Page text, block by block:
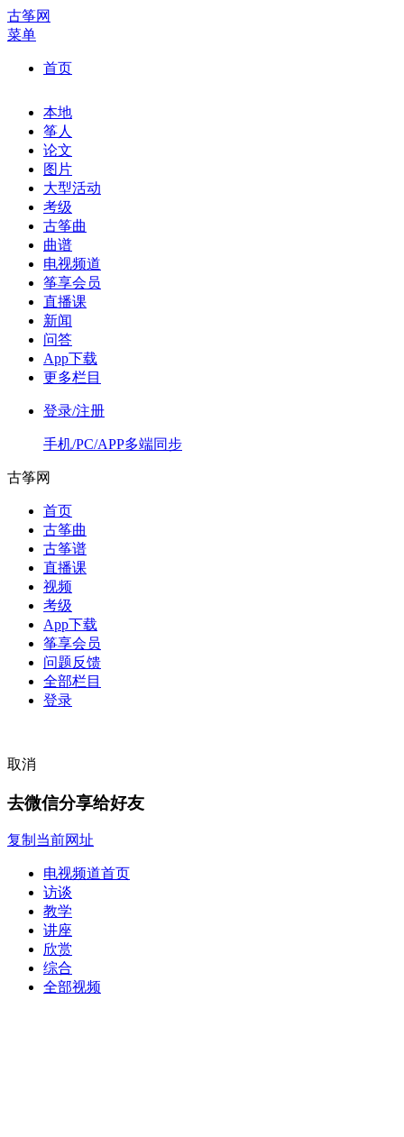
古筝网
菜单
首页
本地
筝人
论文
图片
大型活动
考级
古筝曲
曲谱
电视频道
筝享会员
直播课
新闻
问答
App下载
更多栏目
登录/注册
手机/PC/APP多端同步
古筝网
首页
古筝曲
古筝谱
直播课
视频
考级
App下载
筝享会员
问题反馈
全部栏目
登录
取消
去微信分享给好友
复制当前网址
电视频道首页
访谈
教学
讲座
欣赏
综合
全部视频